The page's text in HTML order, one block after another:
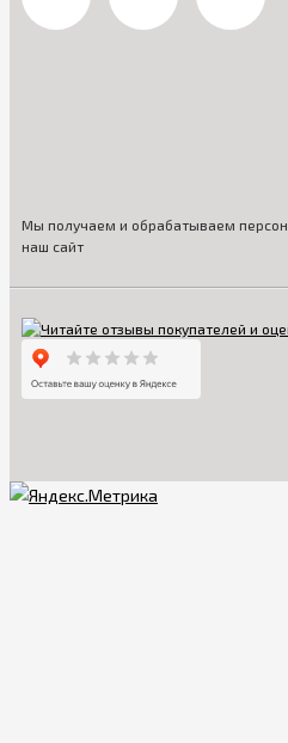
Мы получаем и обрабатываем
наш сайт